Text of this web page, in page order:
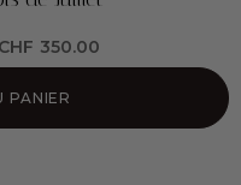
CHF 350.00
PANIER